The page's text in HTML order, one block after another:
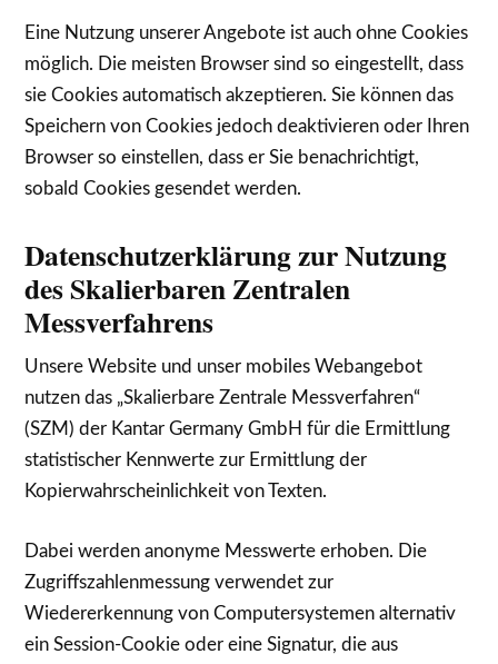
Eine Nutzung unserer Angebote ist auch ohne Cookies
möglich. Die meisten Browser sind so eingestellt, dass
sie Cookies automatisch akzeptieren. Sie können das
Speichern von Cookies jedoch deaktivieren oder Ihren
Browser so einstellen, dass er Sie benachrichtigt,
sobald Cookies gesendet werden.
Datenschutzerklärung zur Nutzung
des Skalierbaren Zentralen
Messverfahrens
Unsere Website und unser mobiles Webangebot
nutzen das „Skalierbare Zentrale Messverfahren“
(SZM) der Kantar Germany GmbH für die Ermittlung
statistischer Kennwerte zur Ermittlung der
Kopierwahrscheinlichkeit von Texten.
Dabei werden anonyme Messwerte erhoben. Die
Zugriffszahlenmessung verwendet zur
Wiedererkennung von Computersystemen alternativ
ein Session-Cookie oder eine Signatur, die aus